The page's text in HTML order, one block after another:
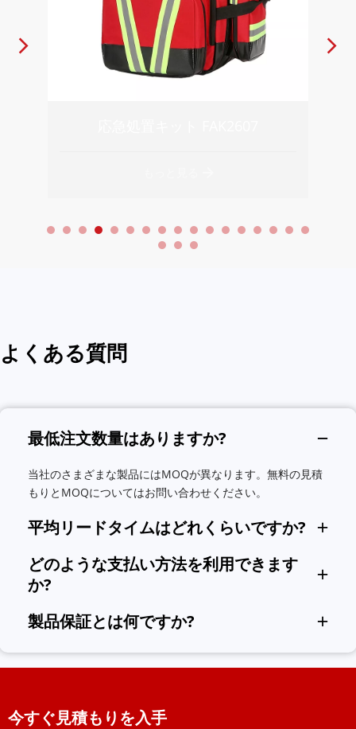
よくある質問
最低注文数量はありますか?
当社のさまざまな製品にはMOQが異なります。無料の見積
もりとMOQについてはお問い合わせください。
平均リードタイムはどれくらいですか?
平均的な納期は30～45日ですが、具体的な時間はご注文の製品
の数とカスタマイズ要件によって異なります。特定の納期を知
りたい場合は、お問い合わせください。無料の見積もりと納期
を提供します。
どのような支払い方法を利用できます
か?
国際的な支払い方法として、クレジット カード、TT、銀行振
込、信用状をご利用いただけます。
製品保証とは何ですか?
今すぐ見積もりを入手